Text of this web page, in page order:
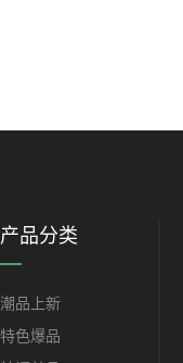
产品分类
潮品上新
特色爆品